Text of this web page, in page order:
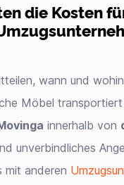
die Kosten
wann und
Möbel
innerhalb von
unverbindliches
mit anderen